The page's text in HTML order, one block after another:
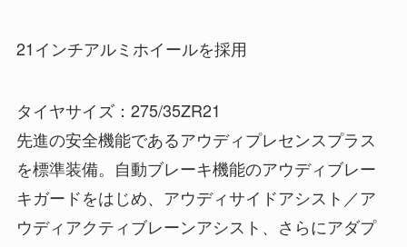
21インチアルミホイールを採用
タイヤサイズ：275/35ZR21
先進の安全機能であるアウディプレセンスプラス
を標準装備。自動ブレーキ機能のアウディブレー
キガードをはじめ、アウディサイドアシスト／ア
ウディアクティブレーンアシスト、さらにアダプ